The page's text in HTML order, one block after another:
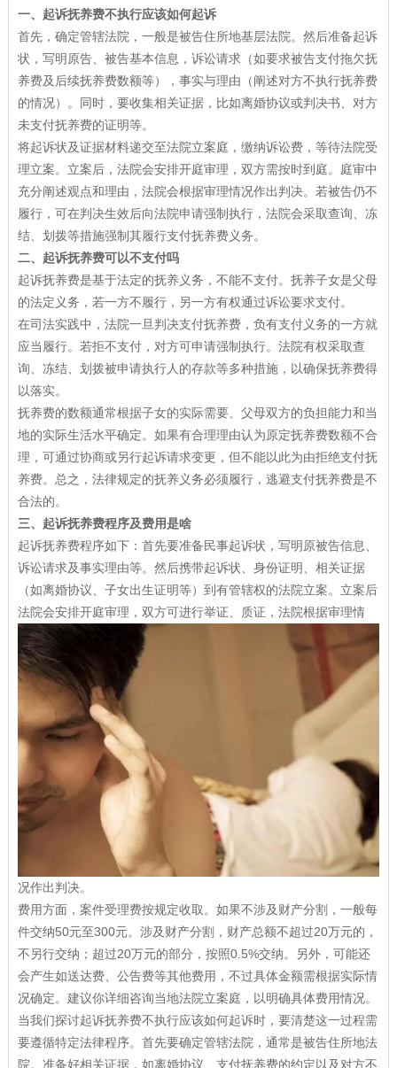
一、起诉抚养费不执行应该如何起诉
首先，确定管辖法院，一般是被告住所地基层法院。然后准备起诉
状，写明原告、被告基本信息，诉讼请求（如要求被告支付拖欠抚
养费及后续抚养费数额等），事实与理由（阐述对方不执行抚养费
的情况）。同时，要收集相关证据，比如离婚协议或判决书、对方
未支付抚养费的证明等。
将起诉状及证据材料递交至法院立案庭，缴纳诉讼费，等待法院受
理立案。立案后，法院会安排开庭审理，双方需按时到庭。庭审中
充分阐述观点和理由，法院会根据审理情况作出判决。若被告仍不
履行，可在判决生效后向法院申请强制执行，法院会采取查询、冻
结、划拨等措施强制其履行支付抚养费义务。
二、起诉抚养费可以不支付吗
起诉抚养费是基于法定的抚养义务，不能不支付。抚养子女是父母
的法定义务，若一方不履行，另一方有权通过诉讼要求支付。
在司法实践中，法院一旦判决支付抚养费，负有支付义务的一方就
应当履行。若拒不支付，对方可申请强制执行。法院有权采取查
询、冻结、划拨被申请执行人的存款等多种措施，以确保抚养费得
以落实。
抚养费的数额通常根据子女的实际需要、父母双方的负担能力和当
地的实际生活水平确定。如果有合理理由认为原定抚养费数额不合
理，可通过协商或另行起诉请求变更，但不能以此为由拒绝支付抚
养费。总之，法律规定的抚养义务必须履行，逃避支付抚养费是不
合法的。
三、起诉抚养费程序及费用是啥
起诉抚养费程序如下：首先要准备民事起诉状，写明原被告信息、
诉讼请求及事实理由等。然后携带起诉状、身份证明、相关证据
（如离婚协议、子女出生证明等）到有管辖权的法院立案。立案后
法院会安排开庭审理，双方可进行举证、质证，法院根据审理情
况作出判决。
费用方面，案件受理费按规定收取。如果不涉及财产分割，一般每
件交纳50元至300元。涉及财产分割，财产总额不超过20万元的，
不另行交纳；超过20万元的部分，按照0.5%交纳。另外，可能还
会产生如送达费、公告费等其他费用，不过具体金额需根据实际情
况确定。建议你详细咨询当地法院立案庭，以明确具体费用情况。
当我们探讨起诉抚养费不执行应该如何起诉时，要清楚这一过程需
要遵循特定法律程序。首先要确定管辖法院，通常是被告住所地法
院。准备好相关证据，如离婚协议、支付抚养费的约定以及对方不